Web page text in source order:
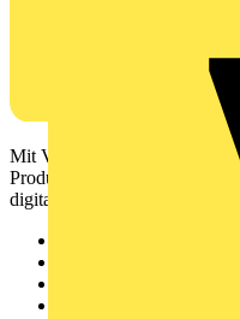
Mit Voltimum erhalten
Produktinformationen,
digitalen Plattform und